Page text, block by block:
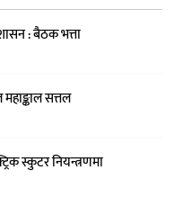
: बैठक भत्ता
सत्तल
स्कुटर नियन्त्रणमा